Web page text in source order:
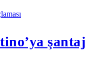
şantaj